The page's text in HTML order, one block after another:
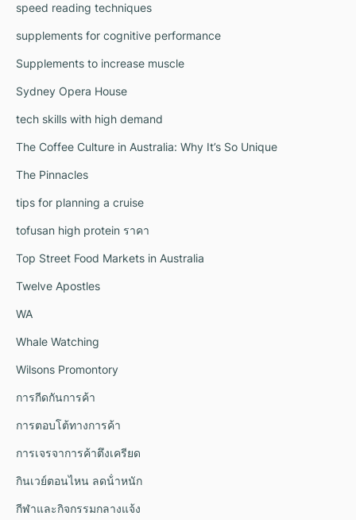
speed reading techniques
supplements for cognitive performance
Supplements to increase muscle
Sydney Opera House
tech skills with high demand
The Coffee Culture in Australia: Why It’s So Unique
The Pinnacles
tips for planning a cruise
tofusan high protein ราคา
Top Street Food Markets in Australia
Twelve Apostles
WA
Whale Watching
Wilsons Promontory
การกีดกันการค้า
การตอบโต้ทางการค้า
การเจรจาการค้าตึงเครียด
กินเวย์ตอนไหน ลดน้ําหนัก
กีฬาและกิจกรรมกลางแจ้ง